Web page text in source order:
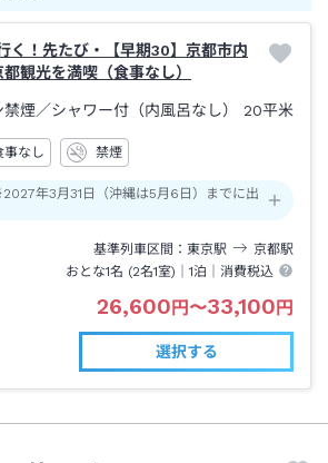
く！先たび・【早期30】京都市内
観光を満喫（食事なし）
禁煙／シャワー付（内風呂なし） 20平米
事なし 禁煙
年3月31日（沖縄は5月6日）までに出
基準列車区間 東京駅 京都駅
おとな1名 (2名1室)｜1泊 ｜消費税込
26,600円〜33,100円
選択する